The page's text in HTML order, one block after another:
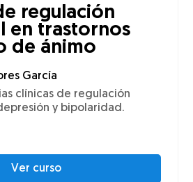
regulación
en trastornos
de ánimo
García
clínicas de regulación
y bipolaridad.
Ver curso